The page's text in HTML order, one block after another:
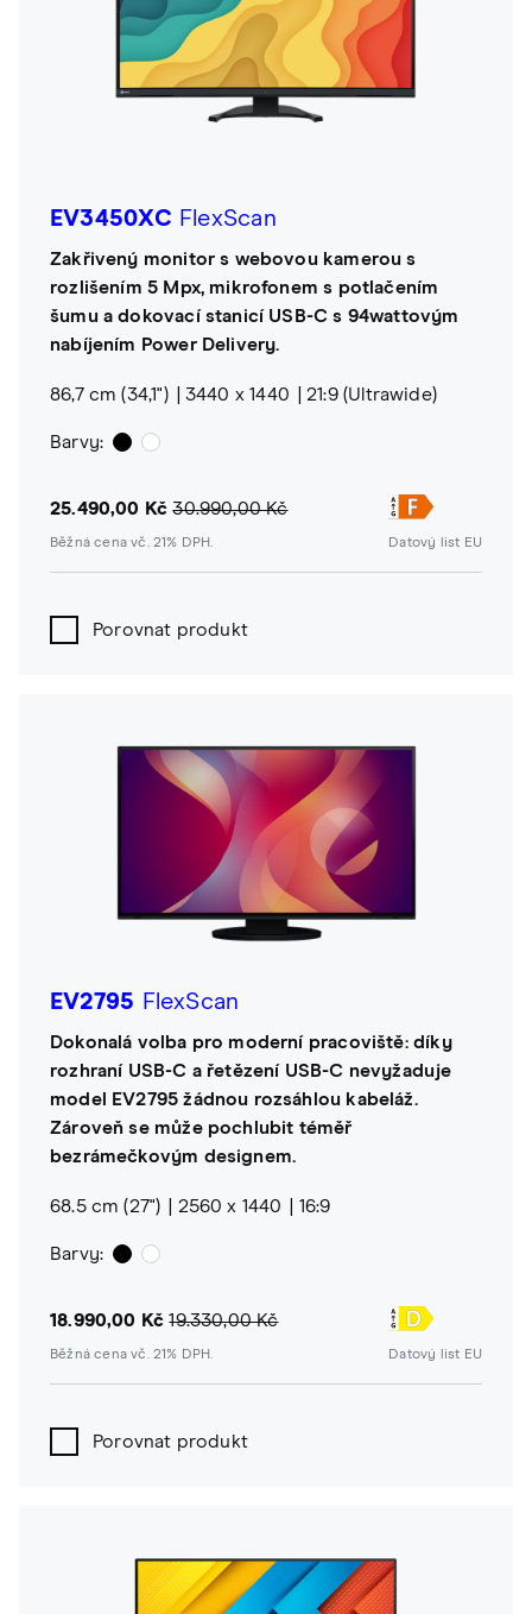
EV3450XC FlexScan
Zakřivený monitor s webovou kamerou s
rozlišením 5 Mpx, mikrofonem s potlačením
šumu a dokovací stanicí USB-C s 94wattovým
nabíjením Power Delivery.
86,7 cm (34,1") 3440 x 1440 21:9 (Ultrawide)
Barvy:
25.490,00 Kč 30.990,00 Kč
Běžná cena vč. 21% DPH. Datový list EU
Porovnat produkt
EV2795 FlexScan
Dokonalá volba pro moderní pracoviště: díky
rozhraní USB-C a řetězení USB-C nevyžaduje
model EV2795 žádnou rozsáhlou kabeláž.
Zároveň se může pochlubit téměř
bezrámečkovým designem.
68.5 cm (27") 2560 x 1440 16:9
Barvy:
18.990,00 Kč 19.330,00 Kč
Běžná cena vč. 21% DPH. Datový list EU
Porovnat produkt